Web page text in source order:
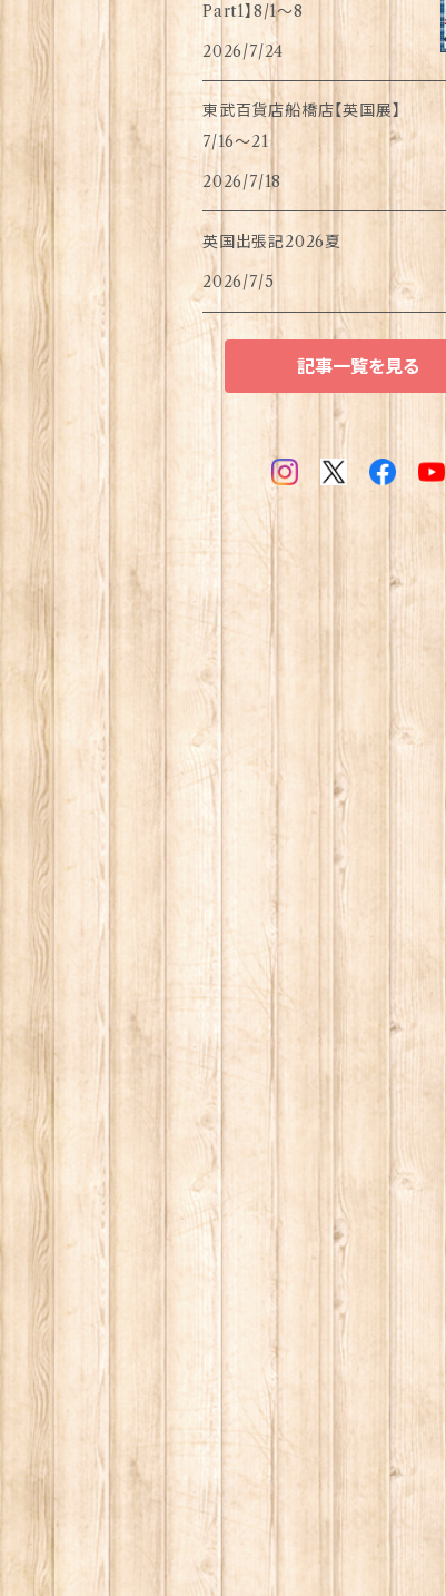
Part1】8/1〜8
2026/7/24
東武百貨店船橋店【英国展】
7/16～21
2026/7/18
英国出張記2026夏
2026/7/5
記事一覧を見る